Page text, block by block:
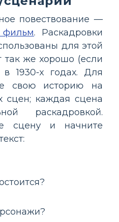
повествование —
. Раскадровки
для этой
так же хорошо (если
1930-х годах. Для
свою историю на
сцен; каждая сцена
раскадровкой.
сцену и начните